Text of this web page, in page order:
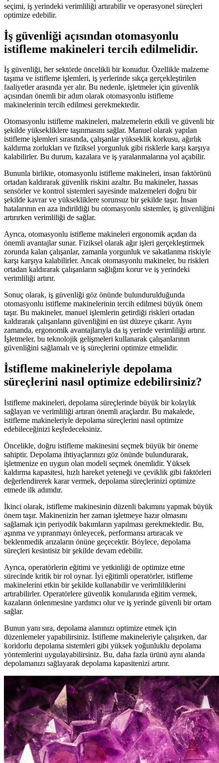
seçimi, iş yerindeki verimliliği artırabilir ve operasyonel süreçleri
optimize edebilir.
İş güvenliği açısından otomasyonlu
istifleme makineleri tercih edilmelidir.
İş güvenliği, her sektörde öncelikli bir konudur. Özellikle malzeme
taşıma ve istifleme işlemleri, iş yerlerinde sıkça gerçekleştirilen
faaliyetler arasında yer alır. Bu nedenle, işletmeler için güvenlik
açısından önemli bir adım olarak otomasyonlu istifleme
makinelerinin tercih edilmesi gerekmektedir.
Otomasyonlu istifleme makineleri, malzemelerin etkili ve güvenli bir
şekilde yüksekliklere taşınmasını sağlar. Manuel olarak yapılan
istifleme işlemleri sırasında, çalışanlar yükseklik korkusu, ağırlık
kaldırma zorlukları ve fiziksel yorgunluk gibi risklerle karşı karşıya
kalabilirler. Bu durum, kazalara ve iş yaralanmalarına yol açabilir.
Bununla birlikte, otomasyonlu istifleme makineleri, insan faktörünü
ortadan kaldırarak güvenlik riskini azaltır. Bu makineler, hassas
sensörler ve kontrol sistemleri sayesinde malzemeleri doğru bir
şekilde kavrar ve yüksekliklere sorunsuz bir şekilde taşır. İnsan
hatalarının en aza indirildiği bu otomasyonlu sistemler, iş güvenliğini
artırırken verimliliği de sağlar.
Ayrıca, otomasyonlu istifleme makineleri ergonomik açıdan da
önemli avantajlar sunar. Fiziksel olarak ağır işleri gerçekleştirmek
zorunda kalan çalışanlar, zamanla yorgunluk ve sakatlanma riskiyle
karşı karşıya kalabilirler. Ancak otomasyonlu makineler, bu riskleri
ortadan kaldırarak çalışanların sağlığını korur ve iş yerindeki
verimliliği artırır.
Sonuç olarak, iş güvenliği göz önünde bulundurulduğunda
otomasyonlu istifleme makinelerinin tercih edilmesi büyük önem
taşır. Bu makineler, manuel işlemlerin getirdiği riskleri ortadan
kaldırarak çalışanların güvenliğini en üst düzeye çıkarır. Aynı
zamanda, ergonomik avantajlarıyla da iş yerinde verimliliği artırır.
İşletmeler, bu teknolojik gelişmeleri kullanarak çalışanlarının
güvenliğini sağlamalı ve iş süreçlerini optimize etmelidir.
İstifleme makineleriyle depolama
süreçlerini nasıl optimize edebilirsiniz?
İstifleme makineleri, depolama süreçlerinde büyük bir kolaylık
sağlayan ve verimliliği artıran önemli araçlardır. Bu makalede,
istifleme makineleriyle depolama süreçlerini nasıl optimize
edebileceğinizi keşfedeceksiniz.
Öncelikle, doğru istifleme makinesini seçmek büyük bir öneme
sahiptir. Depolama ihtiyaçlarınızı göz önünde bulundurarak,
işletmenize en uygun olan modeli seçmek önemlidir. Yüksek
kaldırma kapasitesi, hızlı hareket yeteneği ve çeviklik gibi faktörleri
değerlendirerek karar vermek, depolama süreçlerinizi optimize
etmede ilk adımdır.
İkinci olarak, istifleme makinesinin düzenli bakımını yapmak büyük
önem taşır. Makinenizin her zaman işletmeye hazır olmasını
sağlamak için periyodik bakımların yapılması gerekmektedir. Bu,
aşınma ve yıpranmayı önleyecek, performansı artıracak ve
beklenmedik arızaların önüne geçecektir. Böylece, depolama
süreçleri kesintisiz bir şekilde devam edebilir.
Ayrıca, operatörlerin eğitimi ve yetkinliği de optimize etme
sürecinde kritik bir rol oynar. İyi eğitimli operatörler, istifleme
makinelerini etkin bir şekilde kullanabilir ve verimliliklerini
artırabilirler. Operatörlere güvenlik konularında eğitim vermek,
kazaların önlenmesine yardımcı olur ve iş yerinde güvenli bir ortam
sağlar.
Bunun yanı sıra, depolama alanınızı optimize etmek için
düzenlemeler yapabilirsiniz. İstifleme makineleriyle çalışırken, dar
koridorlu depolama sistemleri gibi yüksek yoğunluklu depolama
yöntemlerini uygulayabilirsiniz. Bu, daha fazla ürünü aynı alanda
depolamanızı sağlayarak depolama kapasitenizi artırır.